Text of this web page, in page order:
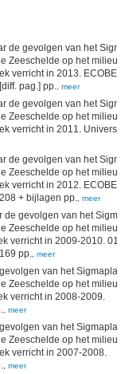
de gevolgen van het
Zeeschelde op het milieu.
verricht in 2013. ECOBE
R173. Universiteit Antwerpen: Antwerpen. [diff. pag.] pp., meer
de gevolgen van het
Zeeschelde op het milieu.
verricht in 2011.
de gevolgen van het
Zeeschelde op het milieu.
verricht in 2012. ECOBE
R173. Universiteit Antwerpen: Antwerpen. 208 + bijlagen pp., meer
de gevolgen van het
Zeeschelde op het milieu:
verricht in 2009-2010. 011-
R143. Universiteit Antwerpen: Antwerpen. 169 pp., meer
van het Sigmaplan,
Zeeschelde op het milieu:
verricht in 2008-2009.
, meer
van het Sigmaplan,
Zeeschelde op het milieu.
verricht in 2007-2008.
, meer